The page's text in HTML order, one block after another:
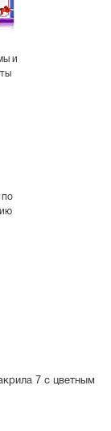
и
по
7 с цветным